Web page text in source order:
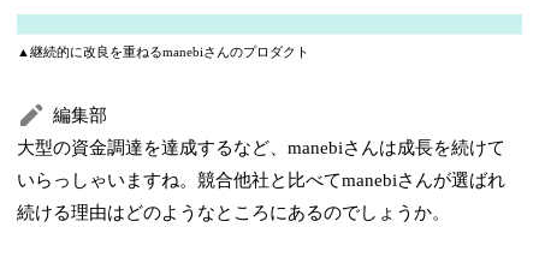
▲継続的に改良を重ねるmanebiさんのプロダクト
編集部
大型の資金調達を達成するなど、manebiさんは成長を続けて
いらっしゃいますね。競合他社と比べてmanebiさんが選ばれ
続ける理由はどのようなところにあるのでしょうか。